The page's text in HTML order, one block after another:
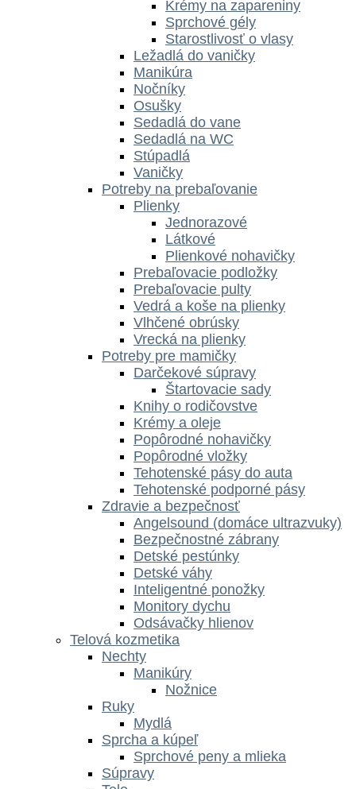
Krémy na zapareniny
Sprchové gély
Starostlivosť o vlasy
Ležadlá do vaničky
Manikúra
Nočníky
Osušky
Sedadlá do vane
Sedadlá na WC
Stúpadlá
Vaničky
Potreby na prebaľovanie
Plienky
Jednorazové
Látkové
Plienkové nohavičky
Prebaľovacie podložky
Prebaľovacie pulty
Vedrá a koše na plienky
Vlhčené obrúsky
Vrecká na plienky
Potreby pre mamičky
Darčekové súpravy
Štartovacie sady
Knihy o rodičovstve
Krémy a oleje
Popôrodné nohavičky
Popôrodné vložky
Tehotenské pásy do auta
Tehotenské podporné pásy
Zdravie a bezpečnosť
Angelsound (domáce ultrazvuky)
Bezpečnostné zábrany
Detské pestúnky
Detské váhy
Inteligentné ponožky
Monitory dychu
Odsávačky hlienov
Telová kozmetika
Nechty
Manikúry
Nožnice
Ruky
Mydlá
Sprcha a kúpeľ
Sprchové peny a mlieka
Súpravy